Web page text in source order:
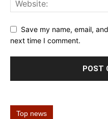
Save my name, email,
next time I comment.
Top news